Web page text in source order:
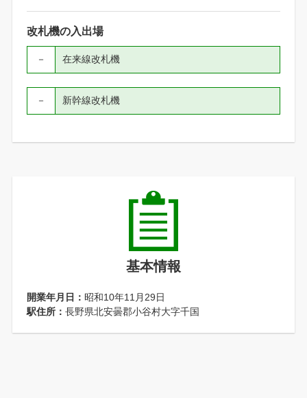
改札機の入出場
在来線改札機
－
新幹線改札機
－
基本情報
開業年月日： 昭和10年11月29日
駅住所： 長野県北安曇郡小谷村大字千国